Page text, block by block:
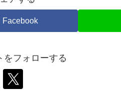
Facebook
をフォローする